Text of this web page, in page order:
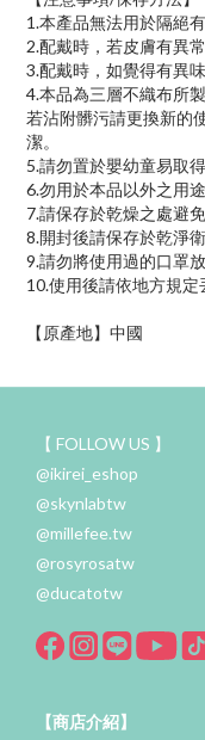
1.本產品無法用於隔絕
2.配戴時，若皮膚有異
3.配戴時，如覺得有異
4.本品為三層不織布所
若沾附髒污請更換新的
潔。
5.請勿置於嬰幼童易取得
6.勿用於本品以外之用途
7.請保存於乾燥之處避
8.開封後請保存於乾淨
9.請勿將使用過的口罩放
10.使用後請依地方規定
【原產地】中國
【 FOLLOW US 】
@ikirei_eshop
@skynlabtw
@millefee.tw
@rosyrosatw
@ducatotw
【商店介紹】